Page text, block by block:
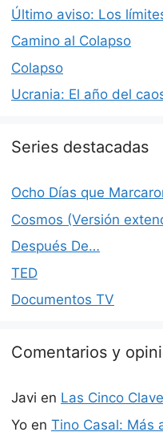
Último aviso: Los
Camino al Colapso
Colapso
Ucrania: El año del
Series destacadas
Ocho Días que
Cosmos (Versión
Después De…
TED
Documentos TV
Comentarios y
Javi en Las Cinco
Yo en Tino Casal: Más